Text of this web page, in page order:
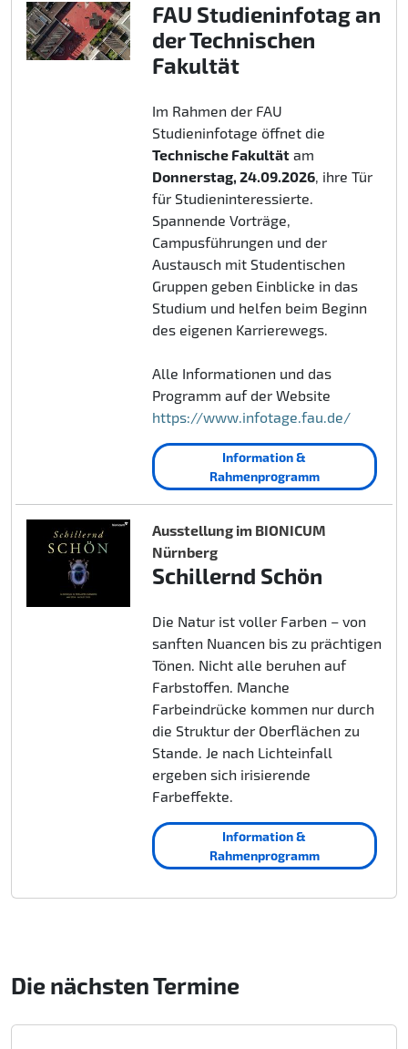
FAU Studieninfotag an
der Technischen
Fakultät
Im Rahmen der FAU
Studieninfotage öffnet die
Technische Fakultätam
Donnerstag, 24.09.2026, ihre Tür
für Studieninteressierte.
Spannende Vorträge,
Campusführungen und der
Austausch mit Studentischen
Gruppen geben Einblicke in das
Studium und helfen beim Beginn
des eigenen Karrierewegs.
Alle Informationen und das
Programm auf der Website
https://www.infotage.fau.de/
Information &
Rahmenprogramm
Ausstellung im BIONICUM
Nürnberg
Schillernd Schön
Die Natur ist voller Farben – von
sanften Nuancen bis zu prächtigen
Tönen. Nicht alle beruhen auf
Farbstoffen. Manche
Farbeindrücke kommen nur durch
die Struktur der Oberflächen zu
Stande. Je nach Lichteinfall
ergeben sich irisierende
Farbeffekte.
Information &
Rahmenprogramm
Die nächsten Termine